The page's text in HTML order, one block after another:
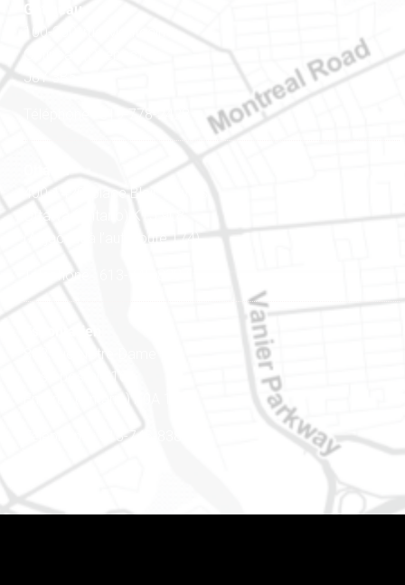
Gatineau
100-200, rue Montcalm
Gatineau (Québec)
J8Y 3B5
Téléphone : 819-778-2428
400-1420, place Blair Towers
Ottawa (Ontario) K1J 9L8
(Adjacent à l’autoroute 174)
Téléphone : 613-745-8387
Est ontarien
888, rue Notre-Dame
Case postale 101
Embrun (Ontario) K0A 1W1
Téléphone : 613-745-8387